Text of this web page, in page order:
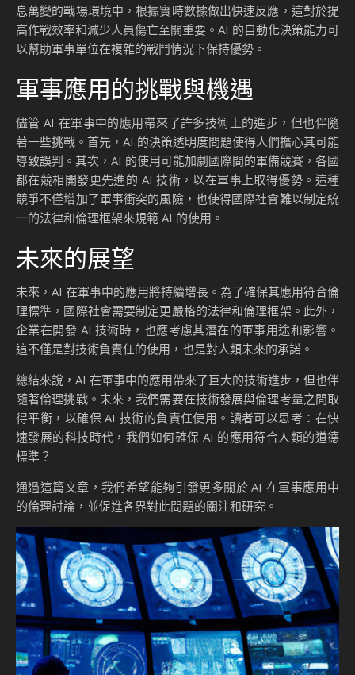
息萬變的戰場環境中，根據實時數據做出快速反應，這對於提
高作戰效率和減少人員傷亡至關重要。AI 的自動化決策能力可
以幫助軍事單位在複雜的戰鬥情況下保持優勢。
軍事應用的挑戰與機遇
儘管 AI 在軍事中的應用帶來了許多技術上的進步，但也伴隨
著一些挑戰。首先，AI 的決策透明度問題使得人們擔心其可能
導致誤判。其次，AI 的使用可能加劇國際間的軍備競賽，各國
都在競相開發更先進的 AI 技術，以在軍事上取得優勢。這種
競爭不僅增加了軍事衝突的風險，也使得國際社會難以制定統
一的法律和倫理框架來規範 AI 的使用。
未來的展望
未來，AI 在軍事中的應用將持續增長。為了確保其應用符合倫
理標準，國際社會需要制定更嚴格的法律和倫理框架。此外，
企業在開發 AI 技術時，也應考慮其潛在的軍事用途和影響。
這不僅是對技術負責任的使用，也是對人類未來的承諾。
總結來說，AI 在軍事中的應用帶來了巨大的技術進步，但也伴
隨著倫理挑戰。未來，我們需要在技術發展與倫理考量之間取
得平衡，以確保 AI 技術的負責任使用。讀者可以思考：在快
速發展的科技時代，我們如何確保 AI 的應用符合人類的道德
標準？
通過這篇文章，我們希望能夠引發更多關於 AI 在軍事應用中
的倫理討論，並促進各界對此問題的關注和研究。